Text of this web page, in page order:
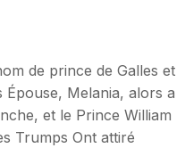
de prince de Galles et
Épouse, Melania, alors a
et le Prince William
Trumps Ont attiré